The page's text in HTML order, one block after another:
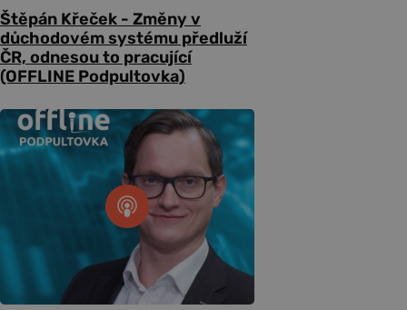
Štěpán Křeček - Změny v
důchodovém systému předluží
ČR, odnesou to pracující
(OFFLINE Podpultovka)